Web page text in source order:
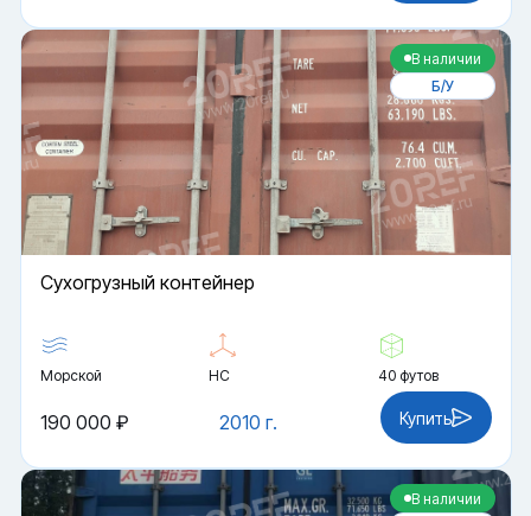
В наличии
Б/У
Cухогрузный контейнер
Морской HC 40 футов
2010 г.
190 000 ₽ Купить
В наличии